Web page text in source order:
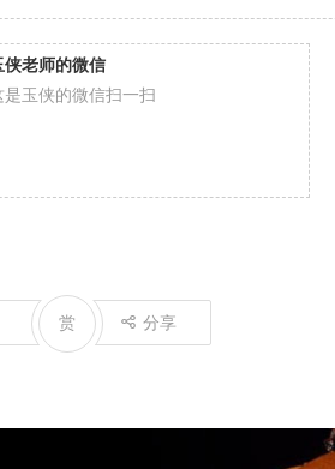
侠老师的微信
是玉侠的微信扫一扫
分享
赏